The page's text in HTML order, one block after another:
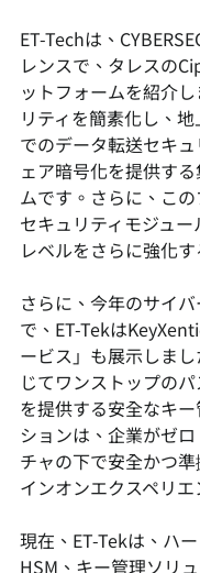
ET-Techは、
レンスで、タレスの
ットフォームを紹介
リティを簡素化し、
でのデータ転送セキ
ェア暗号化を提供す
ムです。さらに、こ
セキュリティモジュ
レベルをさらに強化
さらに、今年のサイ
で、ET-Tekは
ービス」も展示しま
じてワンストップの
を提供する安全なキ
ションは、企業がゼ
チャの下で安全かつ
インオンエクスペリ
現在、ET-Tekは、ハ
HSM、キー管理ソリ